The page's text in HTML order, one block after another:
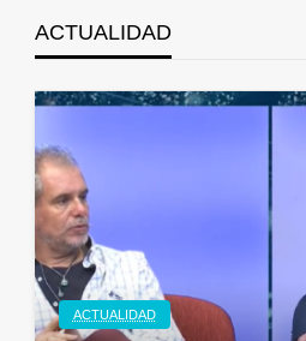
ACTUALIDAD
ACTUALIDAD